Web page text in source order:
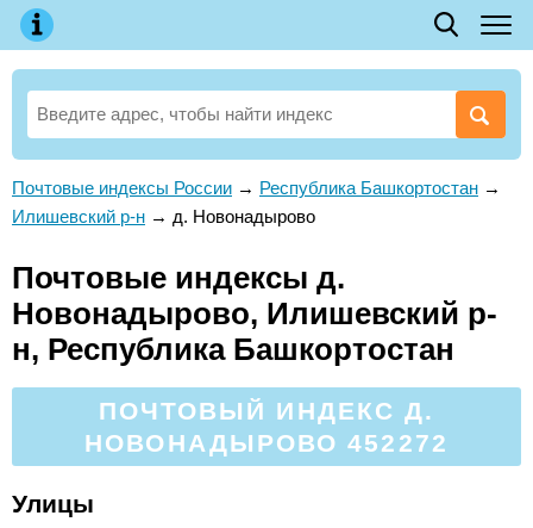
Почтовые индексы России → Республика Башкортостан →
Илишевский р-н → д. Новонадырово
Почтовые индексы д.
Новонадырово, Илишевский р-
н, Республика Башкортостан
ПОЧТОВЫЙ ИНДЕКС Д.
НОВОНАДЫРОВО 452272
Улицы